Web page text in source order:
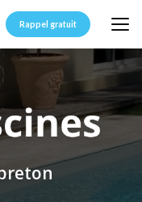
Rappel gratuit